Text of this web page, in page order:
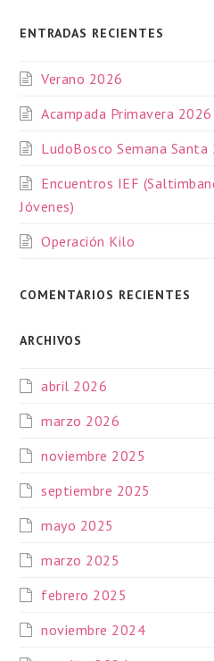
ENTRADAS RECIENTES
Verano 2026
Acampada Primavera 2026
LudoBosco Semana Santa
Encuentros IEF
Jóvenes)
Operación Kilo
COMENTARIOS RECIENTES
ARCHIVOS
abril 2026
marzo 2026
noviembre 2025
septiembre 2025
mayo 2025
marzo 2025
febrero 2025
noviembre 2024